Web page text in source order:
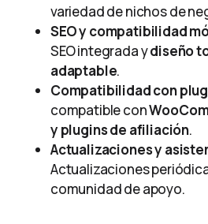
variedad de nichos de
SEO y compatibilidad
SEO integrada ydiseño
adaptable.
Compatibilidad con
compatible con
y plugins de afiliación.
Actualizaciones y
Actualizaciones
comunidad de apoyo.